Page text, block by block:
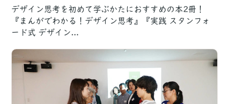
デザイン思考を初めて学ぶかたにおすすめの本2冊！
『まんがでわかる！デザイン思考』『実践 スタンフォ
ード式 デザイン...